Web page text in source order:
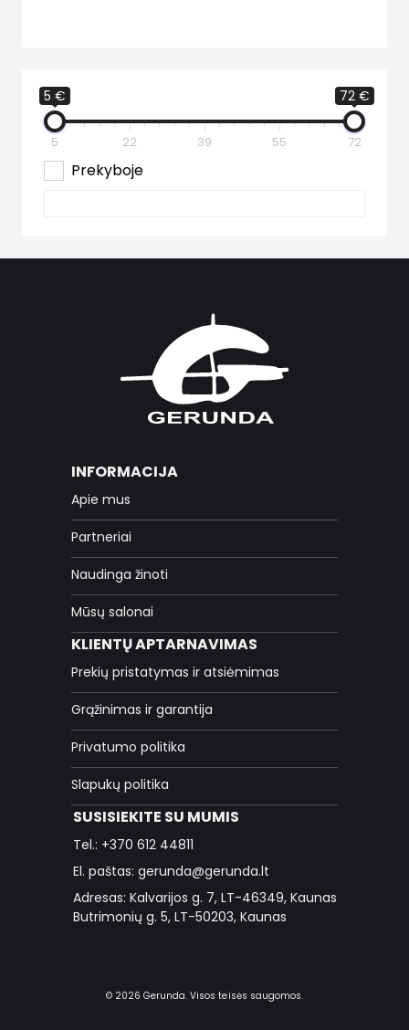
5 € 72 €
5 22 39 55 72
Prekyboje
INFORMACIJA
Apie mus
Partneriai
Naudinga žinoti
Mūsų salonai
KLIENTŲ APTARNAVIMAS
Prekių pristatymas ir atsiėmimas
Grąžinimas ir garantija
Privatumo politika
Slapukų politika
SUSISIEKITE SU MUMIS
Tel.: +370 612 44811
El. paštas: gerunda@gerunda.lt
Adresas: Kalvarijos g. 7, LT-46349, Kaunas
Butrimonių g. 5, LT-50203, Kaunas
© 2026 Gerunda. Visos teisės saugomos.